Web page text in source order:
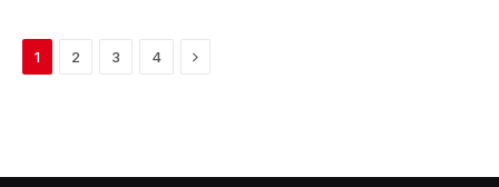
1 2 3 4 Next